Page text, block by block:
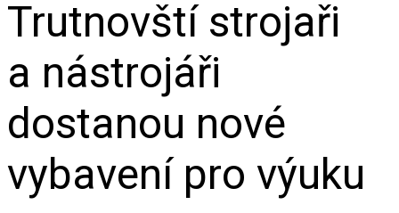
Trutnovští strojaři
a nástrojáři
dostanou nové
vybavení pro výuku